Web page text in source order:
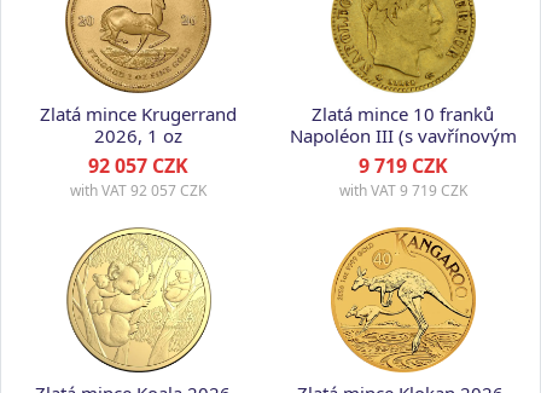
Zlatá mince Krugerrand
2026, 1 oz
92 057 CZK
with VAT92 057 CZK
Zlatá mince 10 franků
Napoléon III (s vavřínovým
věncem) - různé roky,
Francie,
9 719 CZK
with VAT9 719 CZK